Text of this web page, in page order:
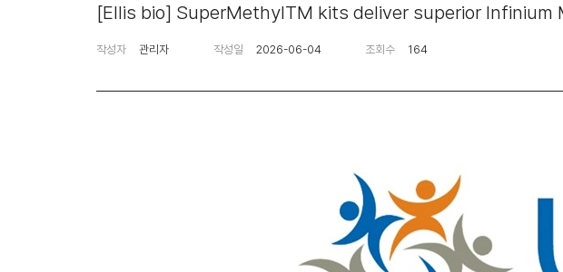
[Ellis bio] SuperMethylTM kits deliver superior
작성자 관리자 작성일 2026-06-04 조회수 164